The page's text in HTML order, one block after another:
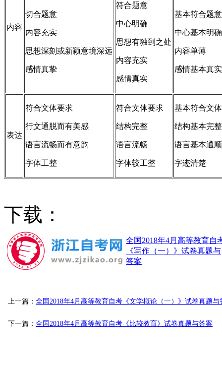
内容
切合题意
内容充实
思想深刻或新颖意境深远
感情真挚
符合题意
中心明确
思想有独到之处
内容充实
感情真实
基本符合题意
中心基本明确
内容单薄
感情基本真实
表达
符合文体要求
行文通脱而有美感
语言流畅而有意韵
字体工整
符合文体要求
结构完整
语言流畅
字体较工整
基本符合文
结构基本完整
语言基本通顺
字迹清楚
下载：
全国2018年4月高等教育自
《写作（一）》试卷真题与
答案
上一篇： 全国2018年4月高等教育自考《文学概论（一）》试卷真题与
下一篇： 全国2018年4月高等教育自考《比较教育》试卷真题与答案